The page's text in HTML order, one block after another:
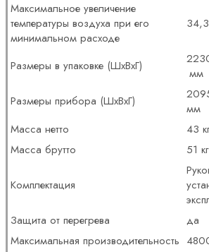
Максимальное увеличение
температуры воздуха при его
минимальном расходе
Размеры в упаковке (ШхВхГ)
мм
Размеры прибора (ШхВхГ)
мм
Масса нетто
43
Масса брутто
51 кг
Комплектация
Защита от перегрева
да
Максимальная производительность